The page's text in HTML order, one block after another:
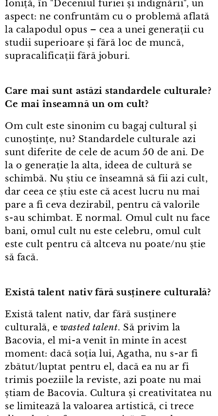
Ioniță, în "Deceniul furiei și indignării", un
aspect: ne confruntăm cu o problemă aflată
la calapodul opus – cea a unei generații cu
studii superioare și fără loc de muncă,
supracalificații fără joburi.
Care mai sunt astăzi standardele culturale?
Ce mai înseamnă un om cult?
Om cult este sinonim cu bagaj cultural și
cunoștințe, nu? Standardele culturale azi
sunt diferite de cele de acum 50 de ani. De
la o generație la alta, ideea de cultură se
schimbă. Nu știu ce înseamnă să fii azi cult,
dar ceea ce știu este că acest lucru nu mai
pare a fi ceva dezirabil, pentru că valorile
s⁠-⁠au schimbat. E normal. Omul cult nu face
bani, omul cult nu este celebru, omul cult
este cult pentru că altceva nu poate/nu știe
să facă.
Există talent nativ fără susținere culturală?
Există talent nativ, dar fără susținere
culturală, ewasted talent. Să privim la
Bacovia, el mi⁠-⁠a venit în minte în acest
moment: dacă soția lui, Agatha, nu s⁠-⁠ar fi
zbătut/luptat pentru el, dacă ea nu ar fi
trimis poeziile la reviste, azi poate nu mai
știam de Bacovia. Cultura și creativitatea nu
se limitează la valoarea artistică, ci trece